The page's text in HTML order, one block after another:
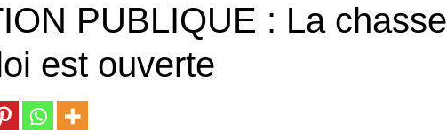
PUBLIQUE : La chasse
est ouverte